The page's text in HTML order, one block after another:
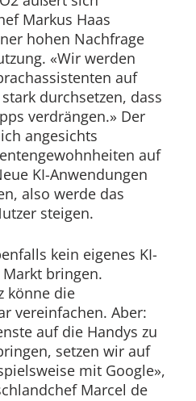
Markus Haas
hohen Nachfrage
«Wir werden
auf
durchsetzen, dass
verdrängen.» Der
angesichts
auf
KI-Anwendungen
also werde das
steigen.
kein eigenes KI-
bringen.
könne die
vereinfachen. Aber:
auf die Handys zu
setzen wir auf
mit Google»,
Marcel de